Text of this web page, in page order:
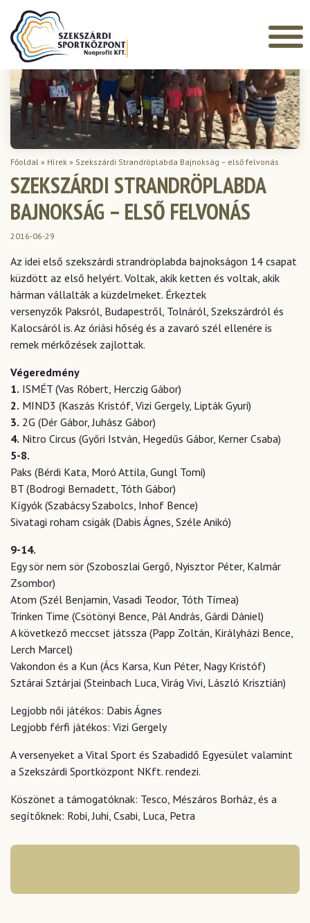
Főoldal » Hírek » Szekszárdi Strandröplabda Bajnokság – első felvonás
SZEKSZÁRDI STRANDRÖPLABDA
BAJNOKSÁG – ELSŐ FELVONÁS
2016-06-29
Az idei első szekszárdi strandröplabda bajnokságon 14 csapat
küzdött az első helyért. Voltak, akik ketten és voltak, akik
hárman vállalták a küzdelmeket. Érkeztek
versenyzők Paksról, Budapestről, Tolnáról, Szekszárdról és
Kalocsáról is. Az óriási hőség és a zavaró szél ellenére is
remek mérkőzések zajlottak.
Végeredmény
1. ISMÉT (Vas Róbert, Herczig Gábor)
2. MIND3 (Kaszás Kristóf, Vizi Gergely, Lipták Gyuri)
3. 2G (Dér Gábor, Juhász Gábor)
4. Nitro Circus (Győri István, Hegedűs Gábor, Kerner Csaba)
5-8.
Paks (Bérdi Kata, Moró Attila, Gungl Tomi)
BT (Bodrogi Bernadett, Tóth Gábor)
Kígyók (Szabácsy Szabolcs, Inhof Bence)
Sivatagi roham csigák (Dabis Ágnes, Széle Anikó)
9-14.
Egy sör nem sör (Szoboszlai Gergő, Nyisztor Péter, Kalmár
Zsombor)
Atom (Szél Benjamin, Vasadi Teodor, Tóth Tímea)
Trinken Time (Csötönyi Bence, Pál András, Gárdi Dániel)
A következő meccset játssza (Papp Zoltán, Királyházi Bence,
Lerch Marcel)
Vakondon és a Kun (Ács Karsa, Kun Péter, Nagy Kristóf)
Sztárai Sztárjai (Steinbach Luca, Virág Vivi, László Krisztián)
Legjobb női játékos: Dabis Ágnes
Legjobb férfi játékos: Vizi Gergely
A versenyeket a Vital Sport és Szabadidő Egyesület valamint
a Szekszárdi Sportközpont NKft. rendezi.
Köszönet a támogatóknak: Tesco, Mészáros Borház, és a
segítőknek: Robi, Juhi, Csabi, Luca, Petra